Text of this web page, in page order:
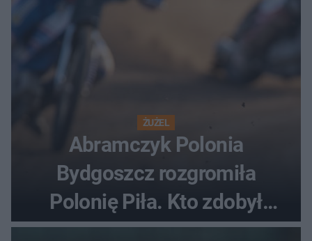
ŻUŻEL
Abramczyk Polonia
Bydgoszcz rozgromiła
Polonię Piła. Kto zdobył
najwięcej punktów?